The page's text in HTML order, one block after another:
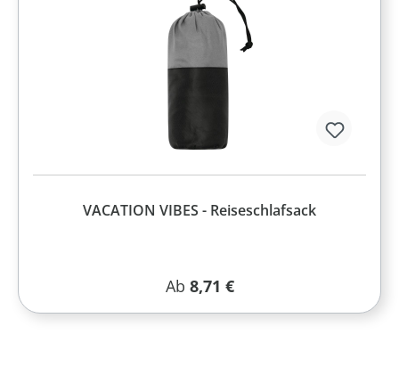
VACATION VIBES - Reiseschlafsack
Regulärer Preis:
Ab 8,71 €